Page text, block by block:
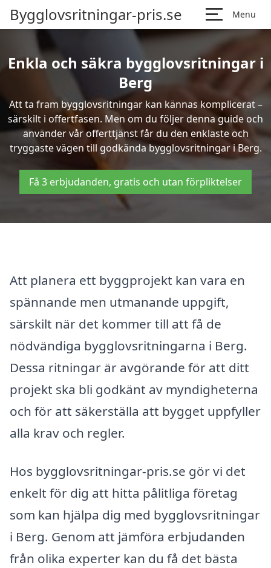
Bygglovsritningar-pris.se Menu
Enkla och säkra bygglovsritningar i
Berg
Att ta fram bygglovsritningar kan kännas komplicerat –
särskilt i offertfasen. Men om du följer denna guide och
använder vår offerttjänst får du den enklaste och
tryggaste vägen till godkända bygglovsritningar i Berg.
Få 3 erbjudanden, gratis och utan förpliktelser
Att planera ett byggprojekt kan vara en
spännande men utmanande uppgift,
särskilt när det kommer till att få de
nödvändiga bygglovsritningarna i Berg.
Dessa ritningar är avgörande för att ditt
projekt ska bli godkänt av myndigheterna
och för att säkerställa att bygget uppfyller
alla krav och regler.
Hos bygglovsritningar-pris.se gör vi det
enkelt för dig att hitta pålitliga företag
som kan hjälpa dig med bygglovsritningar
i Berg. Genom att jämföra erbjudanden
från olika experter kan du få det bästa